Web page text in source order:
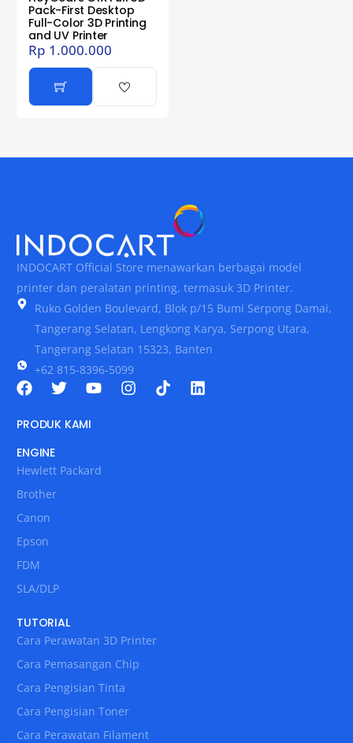
Pack-First Desktop
Full-Color 3D Printing
and UV Printer
Rp 1.000.000
INDOCART Official Store menawarkan berbagai model
printer dan peralatan printing, termasuk 3D Printer.
Ruko Golden Boulevard, Blok p/15 Bumi Serpong Damai,
Tangerang Selatan, Lengkong Karya, Serpong Utara,
Tangerang Selatan 15323, Banten
+62 815-8396-5099
PRODUK KAMI
ENGINE
Hewlett Packard
Brother
Canon
Epson
FDM
SLA/DLP
TUTORIAL
Cara Perawatan 3D Printer
Cara Pemasangan Chip
Cara Pengisian Tinta
Cara Pengisian Toner
Cara Perawatan Filament